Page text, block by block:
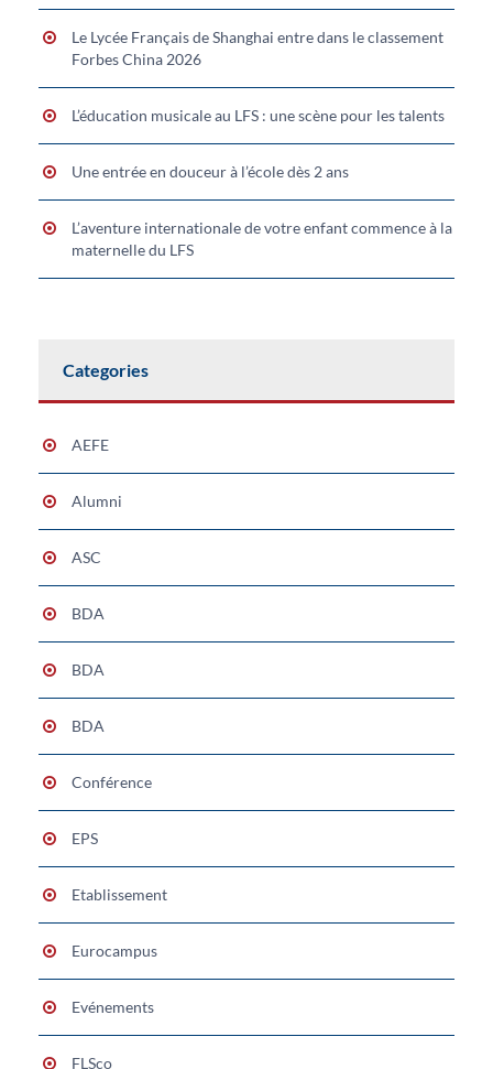
Le Lycée Français de Shanghai entre dans le classement
Forbes China 2026
L’éducation musicale au LFS : une scène pour les talents
Une entrée en douceur à l’école dès 2 ans
L’aventure internationale de votre enfant commence à la
maternelle du LFS
Categories
AEFE
Alumni
ASC
BDA
BDA
BDA
Conférence
EPS
Etablissement
Eurocampus
Evénements
FLSco